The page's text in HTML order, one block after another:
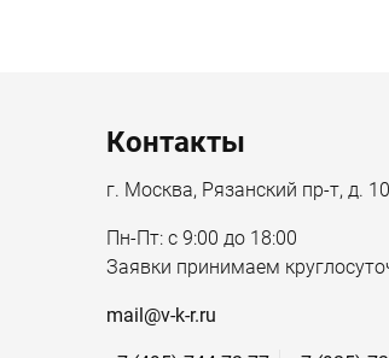
Контакты
г. Москва, Рязанский пр-т, д.
Пн-Пт: с 9:00 до 18:00
Заявки принимаем
mail@v-k-r.ru